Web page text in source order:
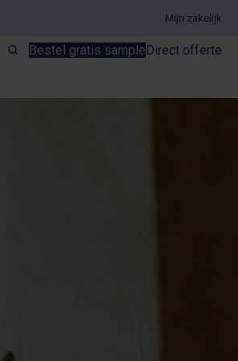
Mijn zakelijk
Bestel gratis sampleDirect offerte